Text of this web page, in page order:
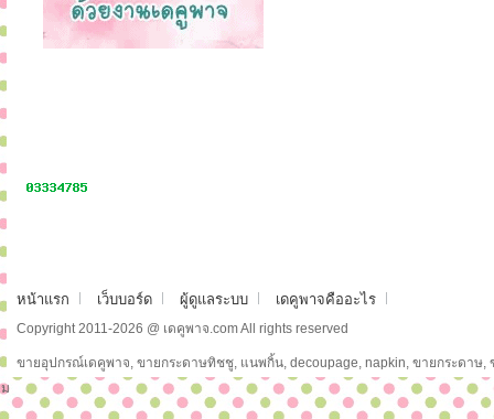
หน้าแรก เว็บบอร์ด ผู้ดูแลระบบ เดคูพาจคืออะไร
Copyright 2011-2026 @ เดคูพาจ.com All rights reserved
ขายอุปกรณ์เดคูพาจ, ขายกระดาษทิชชู, แนพกิ้น, decoupage, napkin, ขายกระดาษ
ม